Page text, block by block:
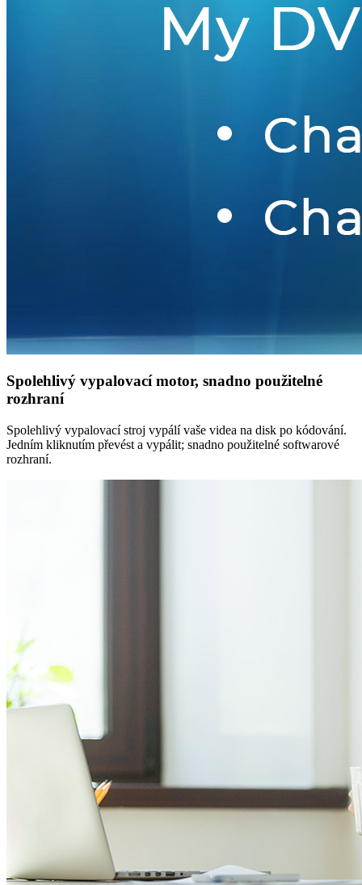
Spolehlivý vypalovací motor, snadno použitelné
rozhraní
Spolehlivý vypalovací stroj vypálí vaše videa na disk po kódování.
Jedním kliknutím převést a vypálit; snadno použitelné softwarové
rozhraní.